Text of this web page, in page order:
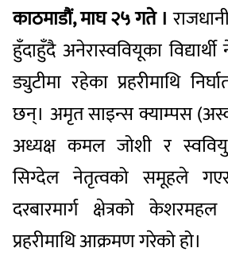
काठमाडौं, माघ २५ गते ।
हुँदाहुँदै अनेरास्ववियूका
ड्युटीमा रहेका प्रहरीमाथि
छन्। अमृत साइन्स क्याम्पस
अध्यक्ष कमल जोशी र स्ववियु
सिग्देल नेतृत्वको समूहले
दरबारमार्ग क्षेत्रको
प्रहरीमाथि आक्रमण गरेको हो।